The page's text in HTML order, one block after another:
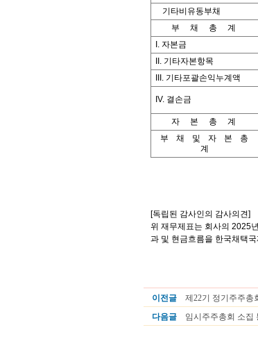
기타비유동부채
부 채 총 계
I. 자본금
II. 기타자본항목
III. 기타포괄손익누계액
IV. 결손금
자 본 총 계
부 채 및 자 본 총
계
[독립된 감사인의 감사의견]
위 재무제표는 회사의 2025
과 및 현금흐름을 한국채택
이전글
제22기 정기주주총
다음글
임시주주총회 소집